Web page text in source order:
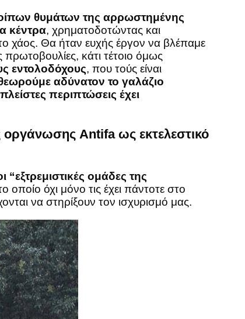
θυμάτων της αρρωστημένης
κέντρα, χρηματοδοτώντας και
χάος. Θα ήταν ευχής έργον να βλέπαμε
πρωτοβουλίες, κάτι τέτοιο όμως
εντολοδόχους, που τούς είναι
αδύνατον το γαλάζιο
περιπτώσεις έχει
οργάνωσης Antifa ως εκτελεστικό
“εξτρεμιστικές ομάδες της
οποίο όχι μόνο τις έχει πάντοτε στο
να στηρίξουν τον ισχυρισμό μας.